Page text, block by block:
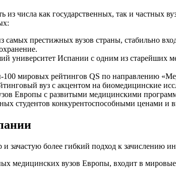
числа как государственных, так и частных
престижных вузов страны, стабильно
университет Испании с одним из старейших
мировых рейтингов QS по направлению
вуз с акцентом на биомедицинские
Европы с развитыми медицинскими
студентов конкурентоспособными ценами и
зачастую более гибкий подход к зачислению
медицинских вузов Европы, входит в